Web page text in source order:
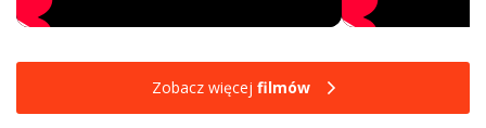
Zobacz więcej filmów